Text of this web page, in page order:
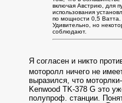
включая Австрию, для
использования
по мощности 0,5 Ватта.
Удивительно, но
соблюдают.
Я согласен и никто
моторолл ничего не
выразился, что
Kenwood TK-378 G это
полупроф. станции.